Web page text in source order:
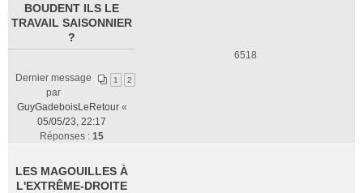
BOUDENT ILS LE
TRAVAIL SAISONNIER
?
1 2
Dernier message
par
GuyGadeboisLeRetour«
05/05/23, 22:17
Réponses : 15
6518
LES MAGOUILLES À
L'EXTRÊME-DROITE